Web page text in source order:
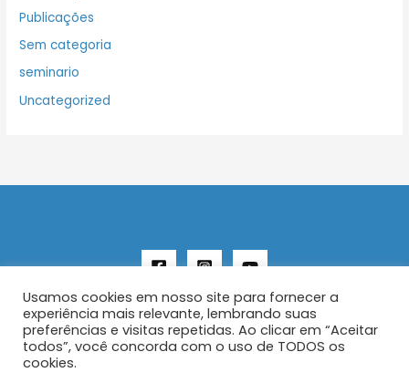
Publicações
Sem categoria
seminario
Uncategorized
Copyright © 2026 AENFER
Usamos cookies em nosso site para fornecer a
experiência mais relevante, lembrando suas
preferências e visitas repetidas. Ao clicar em “Aceitar
todos”, você concorda com o uso de TODOS os
cookies.